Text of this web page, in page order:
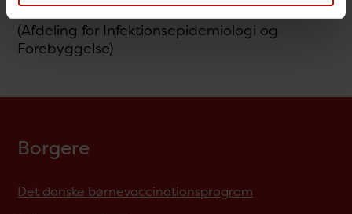
(Afdeling for Infektionsepidemiologi og
Forebyggelse)
Borgere
Det danske børnevaccinationsprogram